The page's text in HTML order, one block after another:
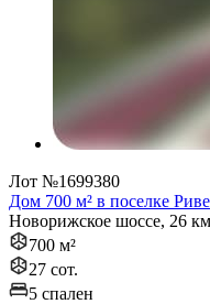
Лот №1699380
Дом 700 м² в поселке
Новорижское шоссе, 26
700 м²
27 сот.
5 спален